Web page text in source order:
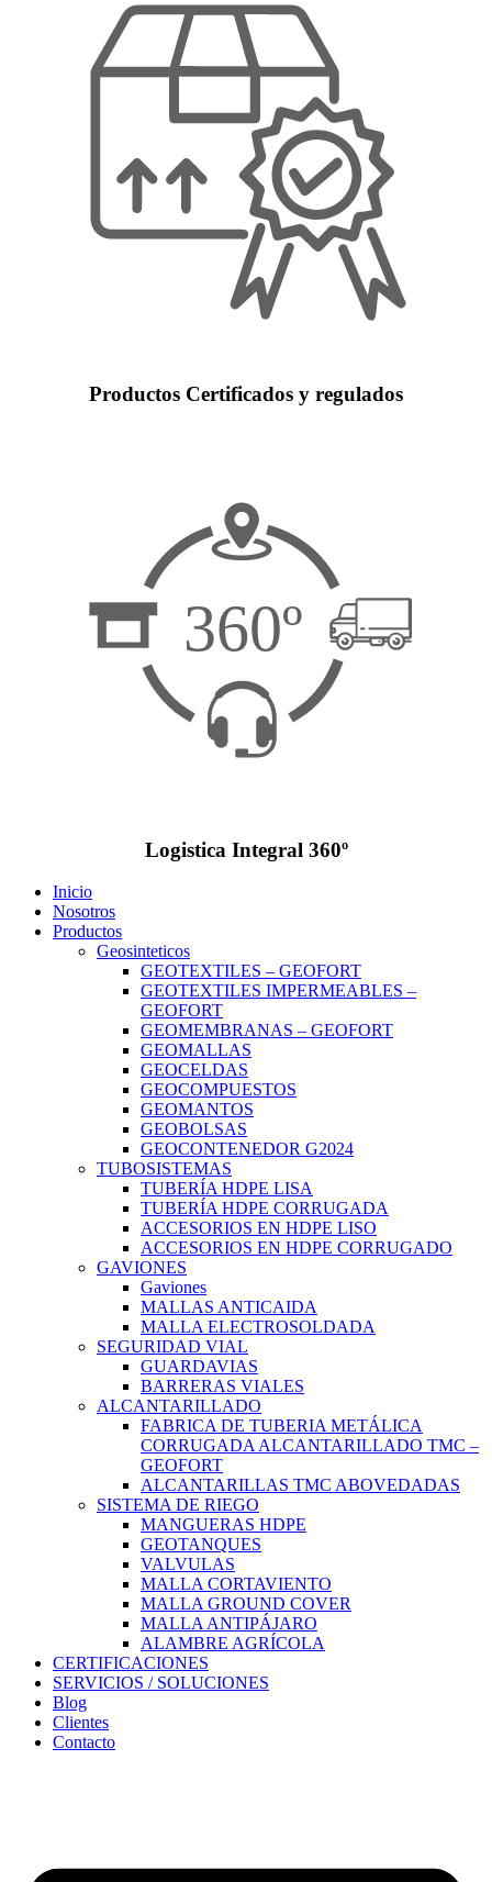
Productos Certificados y regulados
360º
Logistica Integral 360º
Inicio
Nosotros
Productos
Geosinteticos
GEOTEXTILES – GEOFORT
GEOTEXTILES IMPERMEABLES –
GEOFORT
GEOMEMBRANAS – GEOFORT
GEOMALLAS
GEOCELDAS
GEOCOMPUESTOS
GEOMANTOS
GEOBOLSAS
GEOCONTENEDOR G2024
TUBOSISTEMAS
TUBERÍA HDPE LISA
TUBERÍA HDPE CORRUGADA
ACCESORIOS EN HDPE LISO
ACCESORIOS EN HDPE CORRUGADO
GAVIONES
Gaviones
MALLAS ANTICAIDA
MALLA ELECTROSOLDADA
SEGURIDAD VIAL
GUARDAVIAS
BARRERAS VIALES
ALCANTARILLADO
FABRICA DE TUBERIA METÁLICA
CORRUGADA ALCANTARILLADO TMC –
GEOFORT
ALCANTARILLAS TMC ABOVEDADAS
SISTEMA DE RIEGO
MANGUERAS HDPE
GEOTANQUES
VALVULAS
MALLA CORTAVIENTO
MALLA GROUND COVER
MALLA ANTIPÁJARO
ALAMBRE AGRÍCOLA
CERTIFICACIONES
SERVICIOS / SOLUCIONES
Blog
Clientes
Contacto